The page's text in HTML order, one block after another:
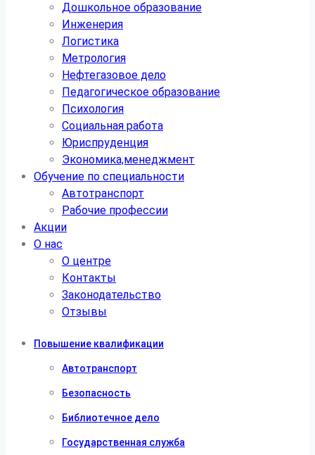
Дошкольное образование
Инженерия
Логистика
Метрология
Нефтегазовое дело
Педагогическое образование
Психология
Социальная работа
Юриспруденция
Экономика,менеджмент
Обучение по специальности
Автотранспорт
Рабочие профессии
Акции
О нас
О центре
Контакты
Законодательство
Отзывы
Повышение квалификации
Автотранспорт
Безопасность
Библиотечное дело
Государственная служба